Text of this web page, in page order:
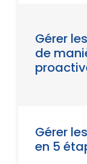
Gérer
de
Gérer
en 5